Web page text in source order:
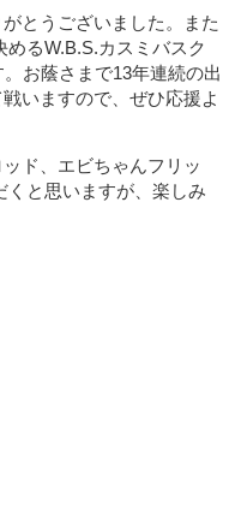
とうございました。また
るW.B.S.カスミバスク
お蔭さまで13年連続の出
いますので、ぜひ応援よ
ド、エビちゃんフリッ
くと思いますが、楽しみ